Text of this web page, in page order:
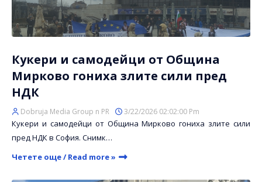
Кукери и самодейци от Община
Мирково гониха злите сили пред
НДК
Dobruja Media Group n PR 3/22/2026 02:02:00 Pm
Кукери и самодейци от Община Мирково гониха злите сили
пред НДК в София. Снимк…
Четете още / Read more »